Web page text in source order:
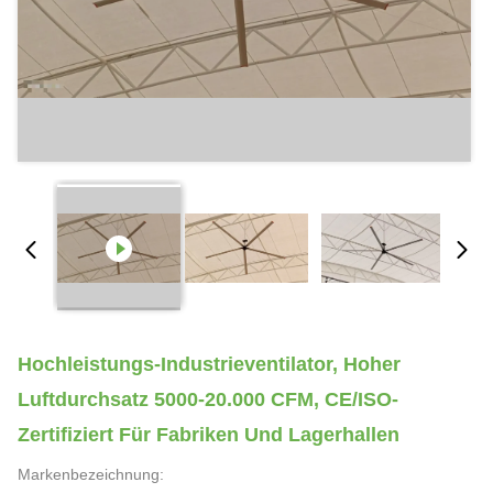
Hochleistungs-Industrieventilator, Hoher
Luftdurchsatz 5000-20.000 CFM, CE/ISO-
Zertifiziert Für Fabriken Und Lagerhallen
Markenbezeichnung: